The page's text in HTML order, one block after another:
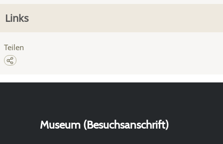
Links
Teilen
Museum (Besuchsanschrift)